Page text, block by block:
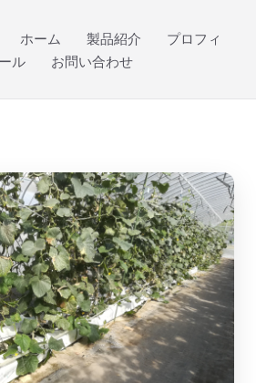
ホーム 製品紹介
プロフィ
ール
お問い合わせ